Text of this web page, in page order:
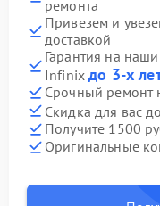
ремонта
Привезем и
доставкой
Гарантия на
Infinixдо 3-х
Срочный ремонт
Скидка для вас до
Получите 1500
Оригинальные